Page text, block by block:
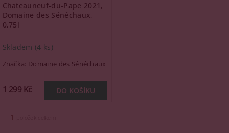
Chateauneuf-du-Pape 2021,
Domaine des Sénéchaux,
0,75l
Skladem (4 ks)
Značka: Domaine des Sénéchaux
1 299 Kč
1